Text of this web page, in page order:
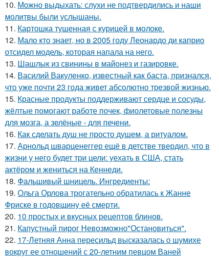
10. Можно выдыхать: слухи не подтвердились и наши
молитвы были услышаны.
11. Картошка тушенная с курицей в молоке.
12. Мало кто знает, но в 2005 году Леонардо ди каприо
отсидел модель, которая напала на него.
13. Шашлык из свинины в майонез и газировке.
14. Василий Вакуленко, известный как баста, признался,
что уже почти 23 года живет абсолютно трезвой жизнью.
15. Красные продукты поддерживают сердце и сосуды,
жёлтые помогают работе почек, фиолетовые полезны
для мозга, а зелёные - для печени.
16. Как сделать душ не просто душем, а ритуалом.
17. Арнольд шварценеггер ещё в детстве твердил, что в
жизни у него будет три цели: уехать в США, стать
актёром и жениться на Кеннеди.
18. Фальшивый шницель. Ингредиенты:
19. Ольга Орлова трогательно обратилась к Жанне
Фриске в годовщину её смерти.
20. 10 простых и вкусных рецептов блинов.
21. Капустный пирог Невозможно"Остановиться".
22. 17-Летняя Анна пересильд высказалась о шумихе
вокруг ее отношений с 20-летним певцом Ваней